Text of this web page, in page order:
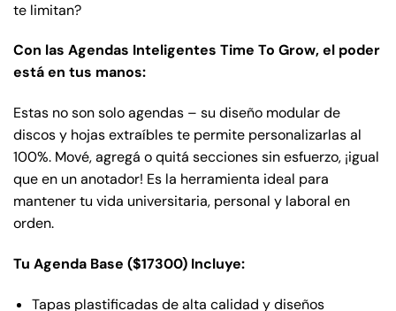
te limitan?
Con las Agendas Inteligentes Time To Grow, el poder
está en tus manos:
Estas no son solo agendas – su diseño modular de
discos y hojas extraíbles te permite personalizarlas al
100%. Mové, agregá o quitá secciones sin esfuerzo, ¡igual
que en un anotador! Es la herramienta ideal para
mantener tu vida universitaria, personal y laboral en
orden.
Tu Agenda Base ($17300) Incluye:
Tapas plastificadas de alta calidad y diseños